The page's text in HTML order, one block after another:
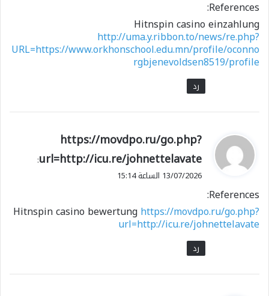
References:
Hitnspin casino einzahlung
http://uma.y.ribbon.to/news/re.php?
URL=https://www.orkhonschool.edu.mn/profile/oconno
rgbjenevoldsen8519/profile
رد
ي
و
ل
https://movdpo.ru/go.php?
url=http://icu.re/johnettelavate
:
13/07/2026 الساعة 15:14
References:
Hitnspin casino bewertunghttps://movdpo.ru/go.php?
url=http://icu.re/johnettelavate
رد